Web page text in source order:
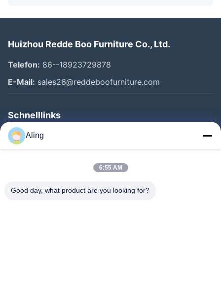
Huizhou Redde Boo Furniture Co., Ltd.
Telefon: 86--18923729878
E-Mail: sales26@reddeboofurniture.com
Schnelllinks
Startseite
Produkte
Über Uns
Aling
6:55 AM
Good day, what product are you looking for?